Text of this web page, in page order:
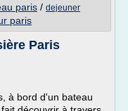
paris / dejeuner
paris
Paris
à bord d'un bateau